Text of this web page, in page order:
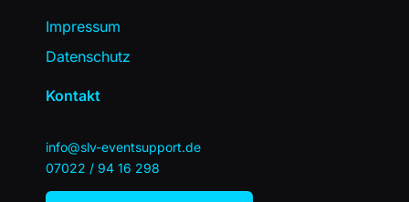
Impressum
Datenschutz
Kontakt
info@slv-eventsupport.de
07022 / 94 16 298